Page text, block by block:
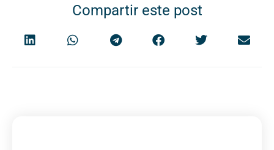
Compartir este post